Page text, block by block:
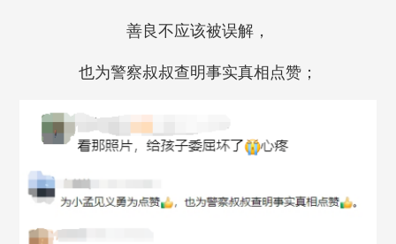
善良不应该被误解，
也为警察叔叔查明事实真相点赞；